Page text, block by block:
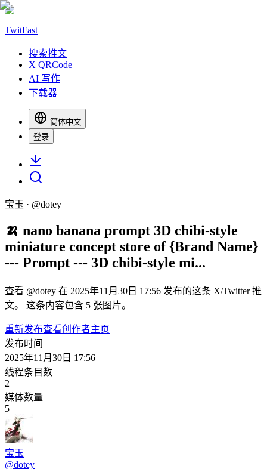
TwitFast
搜索推文
X QRCode
AI 写作
下载器
简体中文
登录
宝玉 · @dotey
🍌 nano banana prompt 3D chibi-style
miniature concept store of {Brand Name}
--- Prompt --- 3D chibi-style mi...
查看 @dotey 在 2025年11月30日 17:56 发布的这条 X/Twitter 推
文。 这条内容包含 5 张图片。
重新发布查看创作者主页
发布时间
2025年11月30日 17:56
线程条目数
2
媒体数量
5
宝玉
@dotey